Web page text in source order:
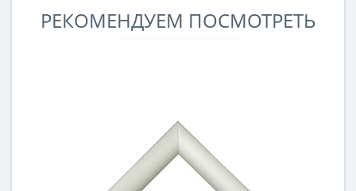
РЕКОМЕНДУЕМ ПОСМОТРЕТЬ